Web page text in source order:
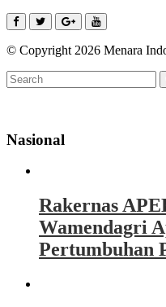
© Copyright 2026 Menara
Nasional
Rakernas
Wamendagri
Pertumbuhan